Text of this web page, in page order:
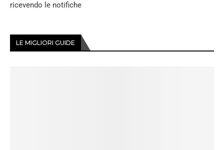
ricevendo le notifiche
LE MIGLIORI GUIDE